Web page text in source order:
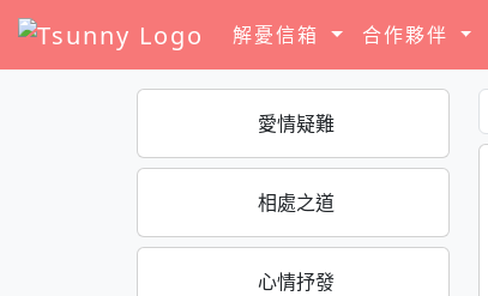
解憂信箱 合作夥伴
愛情疑難
相處之道
心情抒發